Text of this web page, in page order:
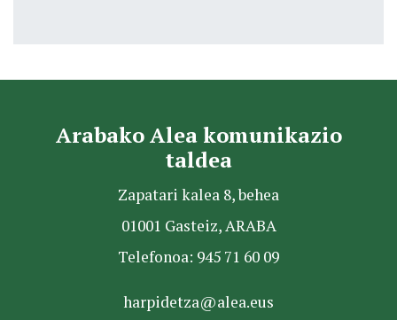
Arabako Alea komunikazio
taldea
Zapatari kalea 8, behea
01001 Gasteiz, ARABA
Telefonoa: 945 71 60 09
harpidetza@alea.eus